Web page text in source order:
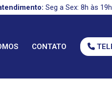
Seg a Sex: 8h às
CONTATO